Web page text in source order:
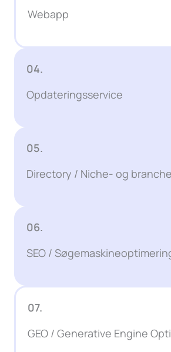
Webapp
04.
Opdateringsservice
05.
Directory / Niche- og
06.
SEO /
07.
GEO / Generative Engine